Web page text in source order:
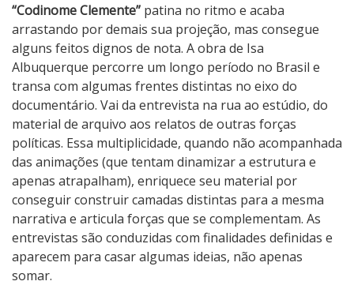
“Codinome Clemente” patina no ritmo e acaba
arrastando por demais sua projeção, mas consegue
alguns feitos dignos de nota. A obra de Isa
Albuquerque percorre um longo período no Brasil e
transa com algumas frentes distintas no eixo do
documentário. Vai da entrevista na rua ao estúdio, do
material de arquivo aos relatos de outras forças
políticas. Essa multiplicidade, quando não acompanhada
das animações (que tentam dinamizar a estrutura e
apenas atrapalham), enriquece seu material por
conseguir construir camadas distintas para a mesma
narrativa e articula forças que se complementam. As
entrevistas são conduzidas com finalidades definidas e
aparecem para casar algumas ideias, não apenas
somar.